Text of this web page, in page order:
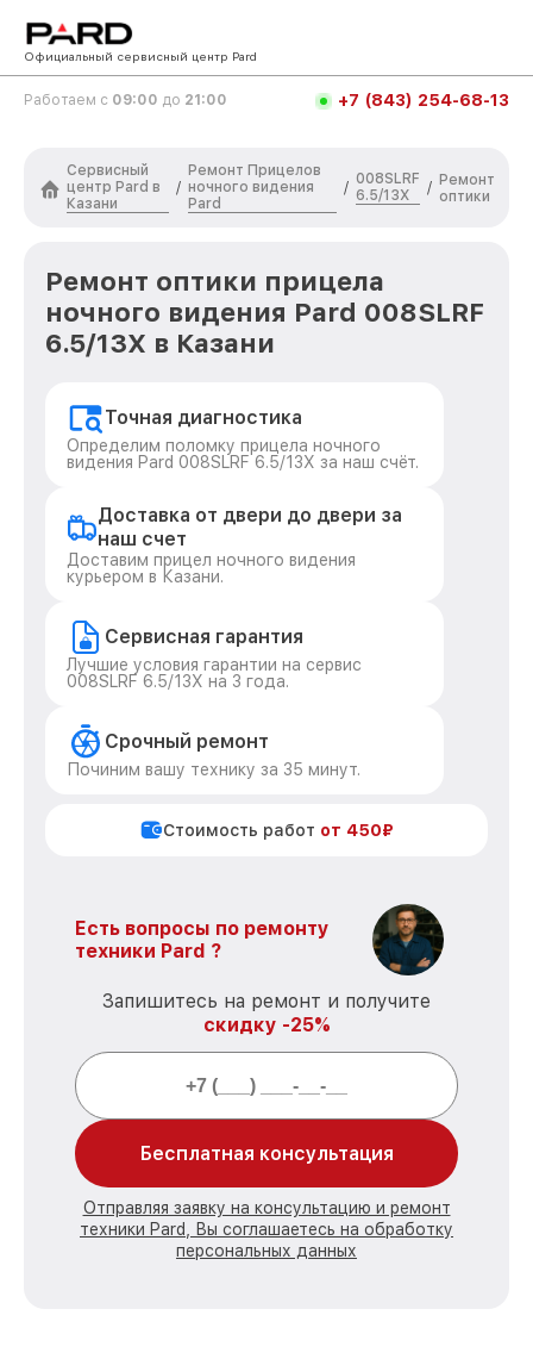
Официальный сервисный центр Pard
Работаем с 09:00 до 21:00 +7 (843) 254-68-13
Сервисный
центр Pard в
Казани
/
Ремонт Прицелов
ночного видения
Pard
/
008SLRF
6.5/13X
/ Ремонт
оптики
Ремонт оптики прицела
ночного видения Pard 008SLRF
6.5/13X в Казани
Точная диагностика
Определим поломку прицела ночного
видения Pard 008SLRF 6.5/13X за наш счёт.
Доставка от двери до двери за
наш счет
Доставим прицел ночного видения
курьером в Казани.
Сервисная гарантия
Лучшие условия гарантии на сервис
008SLRF 6.5/13X на 3 года.
Срочный ремонт
Починим вашу технику за 35 минут.
Стоимость работ от 450₽
Есть вопросы по ремонту
техники Pard ?
Запишитесь на ремонт и получите
скидку -25%
Бесплатная консультация
Отправляя заявку на консультацию и ремонт
техники Pard, Вы соглашаетесь на обработку
персональных данных